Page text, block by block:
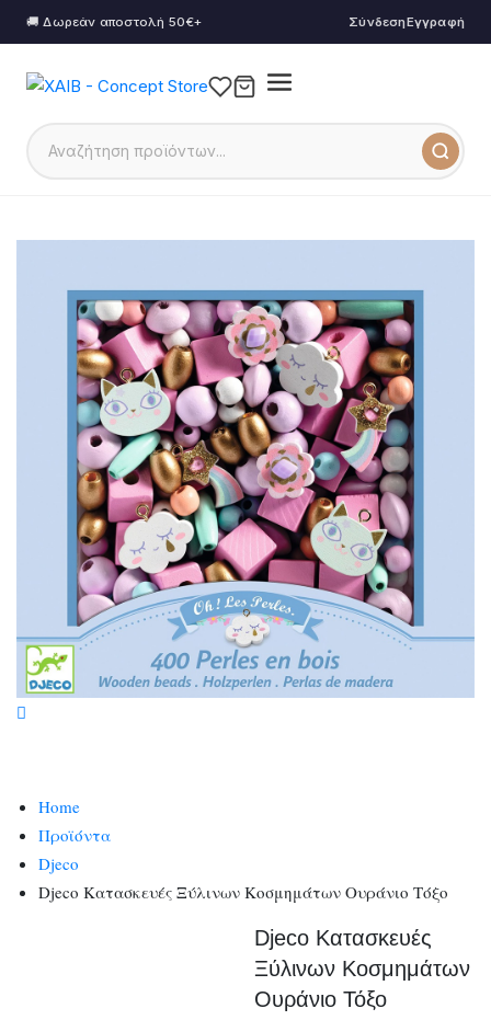
🚚 Δωρεάν αποστολή 50€+ ΣύνδεσηΕγγραφή
Home
Προϊόντα
Djeco
Djeco Κατασκευές Ξύλινων Κοσμημάτων Ουράνιο Τόξο
Djeco Κατασκευές
Ξύλινων Κοσμημάτων
Ουράνιο Τόξο